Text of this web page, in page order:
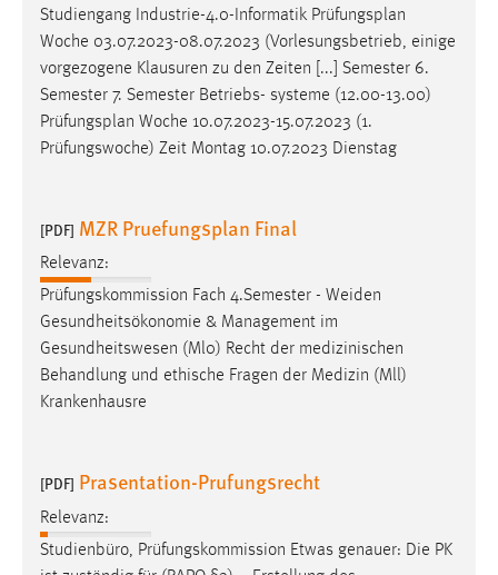
Studiengang Industrie-4.0-Informatik Prüfungsplan
Woche 03.07.2023-08.07.2023 (Vorlesungsbetrieb, einige
vorgezogene Klausuren zu den Zeiten [...] Semester 6.
Semester 7. Semester Betriebs- systeme (12.00-13.00)
Prüfungsplan Woche 10.07.2023-15.07.2023 (1.
Prüfungswoche) Zeit Montag 10.07.2023 Dienstag
[PDF] MZR Pruefungsplan Final
Relevanz:
Prüfungskommission Fach 4.Semester - Weiden
Gesundheitsökonomie & Management im
Gesundheitswesen (Ml0) Recht der medizinischen
Behandlung und ethische Fragen der Medizin (Mll)
Krankenhausre
[PDF] Prasentation-Prufungsrecht
Relevanz:
Studienbüro, Prüfungskommission Etwas genauer: Die PK
_pk_ref, _pk_cvar, _pk_id, _pk_ses
Zweck:
Zugriffsstatistik
Cookie Laufzeit:
Max. 13 Monate
MARKETING
Marketing Cookies werden von Drittanbietern
verwendet, um personalisierte Werbung anzuzeigen.
Sie tun dies, indem sie Besucher über Websites
hinweg verfolgen.
Google Ads
Anbieter:
Google Ireland Limited